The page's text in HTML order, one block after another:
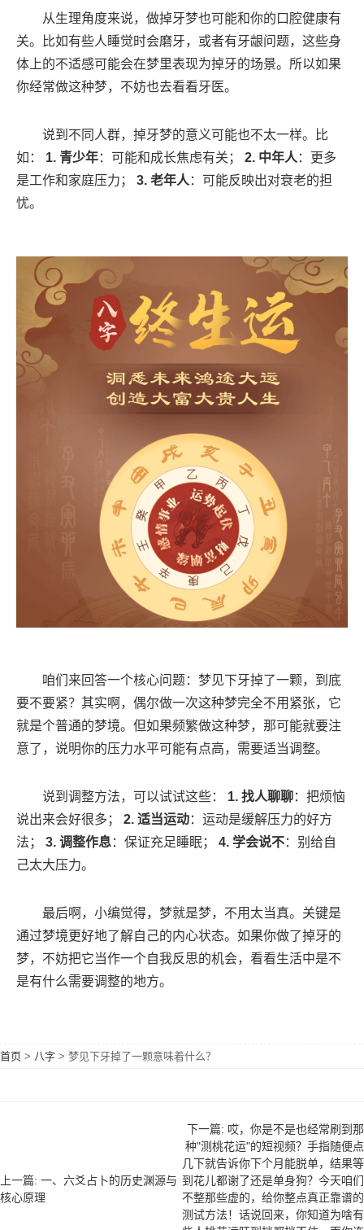
从生理角度来说，做掉牙梦也可能和你的口腔健康有
关。比如有些人睡觉时会磨牙，或者有牙龈问题，这些身
体上的不适感可能会在梦里表现为掉牙的场景。所以如果
你经常做这种梦，不妨也去看看牙医。
说到不同人群，掉牙梦的意义可能也不太一样。比
如： 1. 青少年：可能和成长焦虑有关； 2. 中年人 ：更多
是工作和家庭压力； 3. 老年人 ：可能反映出对衰老的担
忧。
咱们来回答一个核心问题：梦见下牙掉了一颗，到底
要不要紧？其实啊，偶尔做一次这种梦完全不用紧张，它
就是个普通的梦境。但如果频繁做这种梦，那可能就要注
意了，说明你的压力水平可能有点高，需要适当调整。
说到调整方法，可以试试这些： 1. 找人聊聊：把烦恼
说出来会好很多； 2. 适当运动：运动是缓解压力的好方
法； 3. 调整作息：保证充足睡眠； 4. 学会说不：别给自
己太大压力。
最后啊，小编觉得，梦就是梦，不用太当真。关键是
通过梦境更好地了解自己的内心状态。如果你做了掉牙的
梦，不妨把它当作一个自我反思的机会，看看生活中是不
是有什么需要调整的地方。
首页 > 八字 > 梦见下牙掉了一颗意味着什么？
上一篇: 一、六爻占卜的历史渊源与
核心原理
下一篇: 哎，你是不是也经常刷到那
种"测桃花运"的短视频？手指随便点
几下就告诉你下个月能脱单，结果等
到花儿都谢了还是单身狗？今天咱们
不整那些虚的，给你整点真正靠谱的
测试方法！话说回来，你知道为啥有